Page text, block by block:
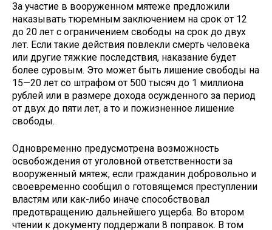
За участие в вооруженном мятеже предложили
наказывать тюремным заключением на срок от 12
до 20 лет с ограничением свободы на срок до двух
лет. Если такие действия повлекли смерть человека
или другие тяжкие последствия, наказание будет
более суровым. Это может быть лишение свободы на
15—20 лет со штрафом от 500 тысяч до 1 миллиона
рублей или в размере дохода осужденного за период
от двух до пяти лет, а то и пожизненное лишение
свободы.
Одновременно предусмотрена возможность
освобождения от уголовной ответственности за
вооруженный мятеж, если гражданин добровольно и
своевременно сообщил о готовящемся преступлении
властям или как-либо иначе способствовал
предотвращению дальнейшего ущерба. Во втором
чтении к документу поддержали 8 поправок. В том